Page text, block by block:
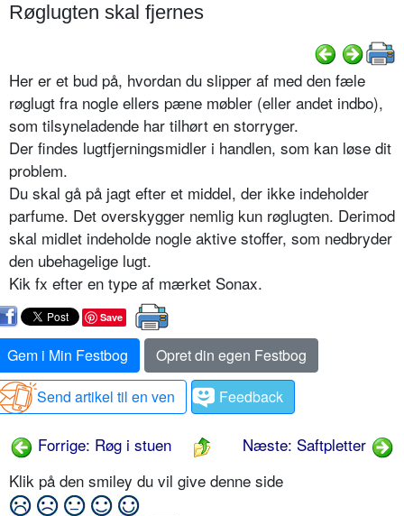
Røglugten skal fjernes
Her er et bud på, hvordan du slipper af med den fæle
røglugt fra nogle ellers pæne møbler (eller andet indbo),
som tilsyneladende har tilhørt en storryger.
Der findes lugtfjerningsmidler i handlen, som kan løse dit
problem.
Du skal gå på jagt efter et middel, der ikke indeholder
parfume. Det overskygger nemlig kun røglugten. Derimod
skal midlet indeholde nogle aktive stoffer, som nedbryder
den ubehagelige lugt.
Kik fx efter en type af mærket Sonax.
Save
Gem i Min Festbog
Opret din egen Festbog
Send artikel til en ven
Feedback
Forrige: Røg i stuen
Næste: Saftpletter
Klik på den smiley du vil give denne side